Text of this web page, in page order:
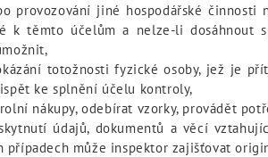
provozování jiné hospodářské
k těmto účelům a nelze-li dosáhnout
totožnosti fyzické osoby, jež je
ke splnění účelu kontroly,
nákupy, odebírat vzorky, provádět
údajů, dokumentů a věcí
případech může inspektor zajišťovat